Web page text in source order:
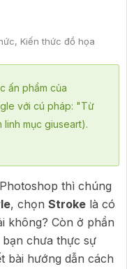
, Kiến thức đồ họa
ấn phẩm của
với cú pháp: "Từ
mục giuseart).
thì chúng
, chọn Stroke là có
không? Còn ở phần
chưa thực sự
bài hướng dẫn cách